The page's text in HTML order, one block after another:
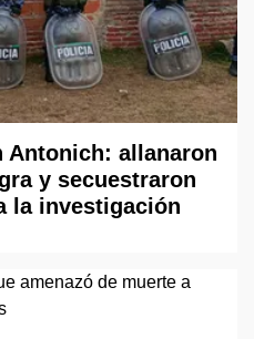
Antonich: allanaron
y secuestraron
la investigación